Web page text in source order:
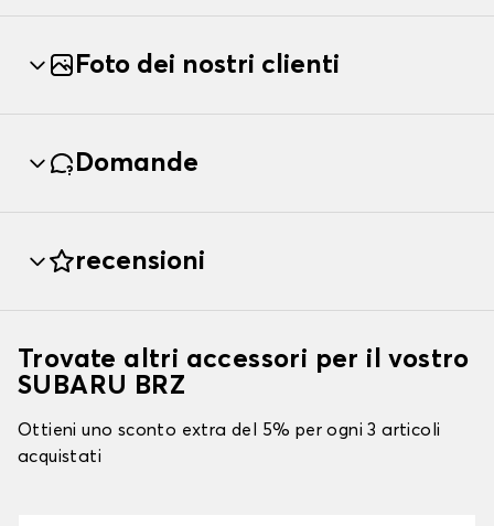
Foto dei nostri clienti
Domande
recensioni
Trovate altri accessori per il vostro
SUBARU BRZ
Ottieni uno sconto extra del 5% per ogni 3 articoli
acquistati